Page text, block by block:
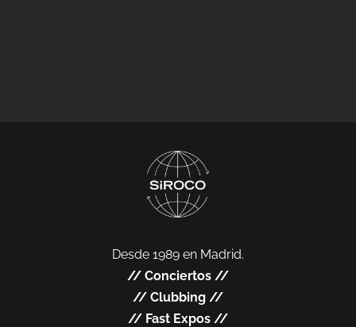
Desde 1989 en Madrid.
// Conciertos //
// Clubbing //
// Fast Expos //